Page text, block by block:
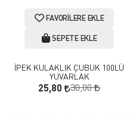
FAVORILERE EKLE
SEPETE EKLE
İPEK KULAKLIK ÇUBUK 100LÜ
YUVARLAK
25,80 30,00